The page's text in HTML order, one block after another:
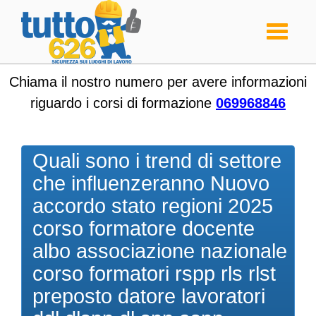
Toggle
Chiama il nostro numero per avere informazioni
riguardo i corsi di formazione 069968846
Quali sono i trend di settore
che influenzeranno Nuovo
accordo stato regioni 2025
corso formatore docente
albo associazione nazionale
corso formatori rspp rls rlst
preposto datore lavoratori